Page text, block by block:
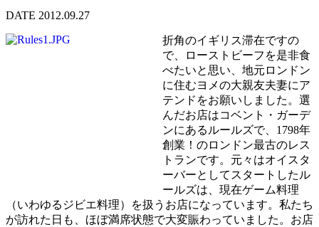
DATE 2012.09.27
折角のイギリス滞在ですの
で、ローストビーフを是非食
べたいと思い、地元ロンドン
に住むヨメの大親友夫妻にア
テンドをお願いしました。選
んだお店はコベント・ガーデ
ンにあるルールズで、1798年
創業！のロンドン最古のレス
トランです。元々はオイスタ
ーバーとしてスタートしたル
ールズは、現在ゲーム料理
（いわゆるジビエ料理）を扱うお店になっています。私たち
が訪れた日も、ほぼ満席状態で大変賑わっていました。お店